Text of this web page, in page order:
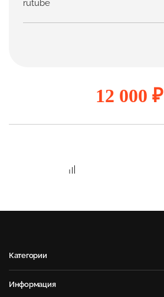
rutube
12 000 ₽
Категории
Информация